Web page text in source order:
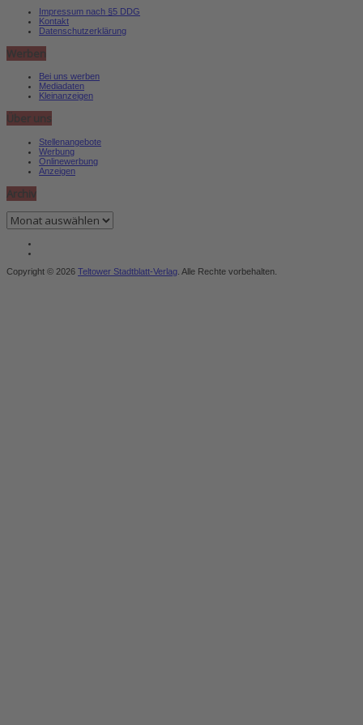
Impressum nach §5 DDG
Kontakt
Datenschutzerklärung
Werben
Bei uns werben
Mediadaten
Kleinanzeigen
Über uns
Stellenangebote
Werbung
Onlinewerbung
Anzeigen
Archiv
Archiv
Copyright © 2026 Teltower Stadtblatt-Verlag . Alle Rechte vorbehalten.